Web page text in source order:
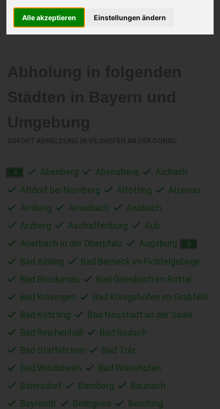
Alle akzeptieren Einstellungen ändern
A Abenberg Abensberg
Aichach
Altdorf bei Nürnberg
Altötting
Alzenau
Amberg
Amorbach
Ansbach
Arzberg
Aschaffenburg
Aub
Auerbach in der Oberpfalz
Augsburg B
Bad Aibling
Bad Berneck im Fichtelgebirge
Bad Brückenau
Bad Griesbach im Rottal
Bad Kissingen
Bad Königshofen im Grabfeld
Bad Kötzting
Bad Neustadt an der Saale
Bad Reichenhall
Bad Rodach
Bad Staffelstein
Bad Tölz
Bad Windsheim
Bad Wörishofen
Baiersdorf
Bamberg
Baunach
Bayreuth
Beilngries
Berching